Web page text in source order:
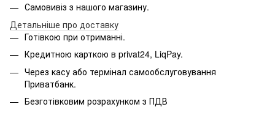
Самовивіз з нашого магазину.
Детальніше про доставку
Готівкою при отриманні.
Кредитною карткою в privat24, LiqPay.
Через касу або термінал самообслуговування
Приватбанк.
Безготівковим розрахунком з ПДВ